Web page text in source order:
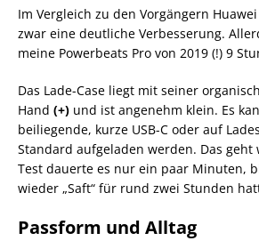
Im Vergleich zu den Vorgängern
zwar eine deutliche Verbesserung.
meine Powerbeats Pro von 2019 (!) 9
Das Lade-Case liegt mit seiner
Hand (+) und ist angenehm klein. Es
beiliegende, kurze USB-C oder auf
Standard aufgeladen werden. Das geht
Test dauerte es nur ein paar Minuten,
wieder „Saft“ für rund zwei Stunden
Passform und Alltag